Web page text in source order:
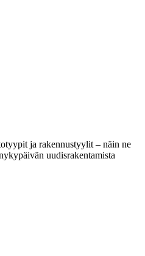
ja rakennustyylit – näin ne
uudisrakentamista